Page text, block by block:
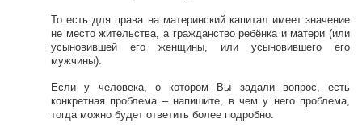
То есть для права на материнский капитал имеет значение
не место жительства, а гражданство ребёнка и матери (или
усыновившей его женщины, или усыновившего его
мужчины).
Если у человека, о котором Вы задали вопрос, есть
конкретная проблема – напишите, в чем у него проблема,
тогда можно будет ответить более подробно.